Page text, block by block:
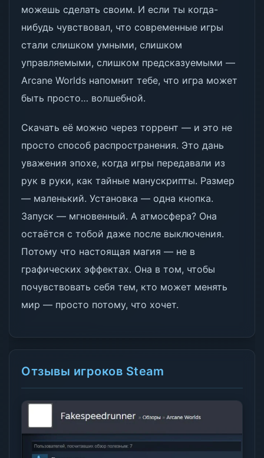
можешь сделать своим. И если ты когда-
нибудь чувствовал, что современные игры
стали слишком умными, слишком
управляемыми, слишком предсказуемыми —
Arcane Worlds напомнит тебе, что игра может
быть просто… волшебной.
Скачать её можно через торрент — и это не
просто способ распространения. Это дань
уважения эпохе, когда игры передавали из
рук в руки, как тайные манускрипты. Размер
— маленький. Установка — одна кнопка.
Запуск — мгновенный. А атмосфера? Она
остаётся с тобой даже после выключения.
Потому что настоящая магия — не в
графических эффектах. Она в том, чтобы
почувствовать себя тем, кто может менять
мир — просто потому, что хочет.
Отзывы игроков Steam